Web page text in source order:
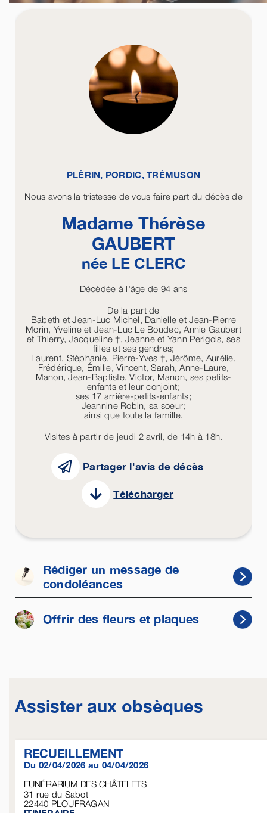
PLÉRIN, PORDIC, TRÉMUSON
Nous avons la tristesse de vous faire part du décès de
Madame Thérèse
GAUBERT
née LE CLERC
Décédée à l'âge de 94 ans
De la part de
Babeth et Jean-Luc Michel, Danielle et Jean-Pierre
Morin, Yveline et Jean-Luc Le Boudec, Annie Gaubert
et Thierry, Jacqueline †, Jeanne et Yann Perigois, ses
filles et ses gendres;
Laurent, Stéphanie, Pierre-Yves †, Jérôme, Aurélie,
Frédérique, Émilie, Vincent, Sarah, Anne-Laure,
Manon, Jean-Baptiste, Victor, Manon, ses petits-
enfants et leur conjoint;
ses 17 arrière-petits-enfants;
Jeannine Robin, sa soeur;
ainsi que toute la famille.
Visites à partir de jeudi 2 avril, de 14h à 18h.
Partager l'avis de décès
Télécharger
Rédiger un message de
condoléances
Offrir des fleurs et plaques
Assister aux obsèques
RECUEILLEMENT
Du 02/04/2026 au 04/04/2026
FUNÉRARIUM DES CHÂTELETS
31 rue du Sabot
22440 PLOUFRAGAN